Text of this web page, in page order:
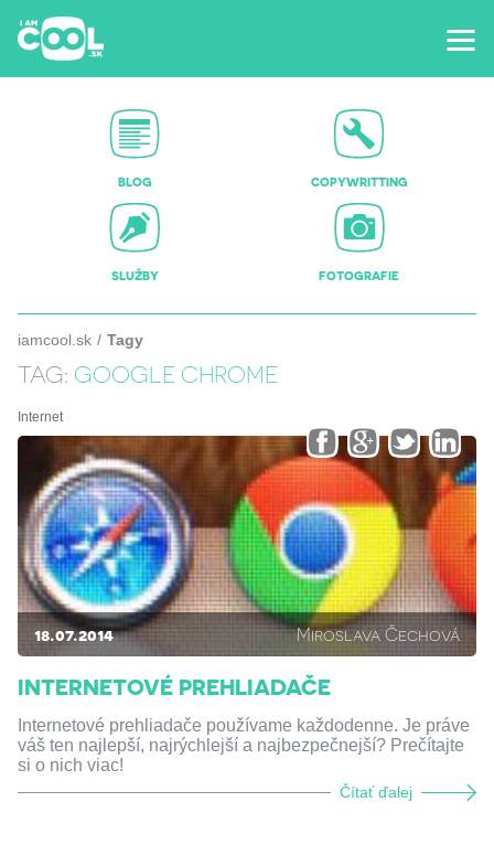
BLOG COPYWRITTING
SLUŽBY FOTOGRAFIE
iamcool.sk Tagy
TAG: GOOGLE CHROME
Internet
18.07.2014 Miroslava Čechová
INTERNETOVÉ PREHLIADAČE
Internetové prehliadače používame každodenne. Je práve
váš ten najlepší, najrýchlejší a najbezpečnejší? Prečítajte
si o nich viac!
Čítať ďalej